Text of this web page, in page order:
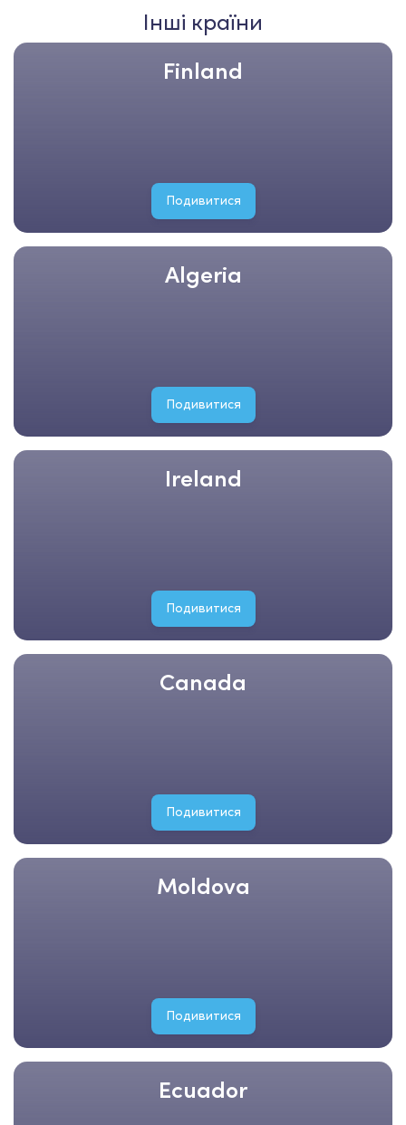
Інші країни
Finland
Подивитися
Algeria
Подивитися
Ireland
Подивитися
Canada
Подивитися
Moldova
Подивитися
Ecuador